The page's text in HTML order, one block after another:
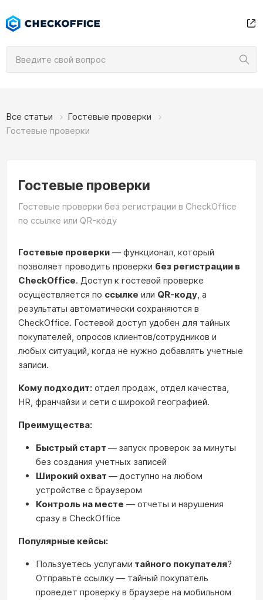
Все статьи
Гостевые проверки
Гостевые проверки
Гостевые проверки
Гостевые проверки без регистрации в CheckOffice
по ссылке или QR-коду
Гостевые проверки — функционал, который
позволяет проводить проверки без регистрации в
CheckOffice. Доступ к гостевой проверке
осуществляется по ссылке или QR-коду, а
результаты автоматически сохраняются в
CheckOffice. Гостевой доступ удобен для тайных
покупателей, опросов клиентов/сотрудников и
любых ситуаций, когда не нужно добавлять учетные
записи.
Кому подходит: отдел продаж, отдел качества,
HR, франчайзи и сети с широкой географией.
Преимущества:
Быстрый старт — запуск проверок за минуты
без создания учетных записей
Широкий охват —доступно на любом
устройстве с браузером
Контроль на месте — отчеты и нарушения
сразу в CheckOffice
Популярные кейсы:
Пользуетесь услугами тайного покупателя?
Отправьте ссылку — тайный покупатель
проведет проверку в браузере на мобильном